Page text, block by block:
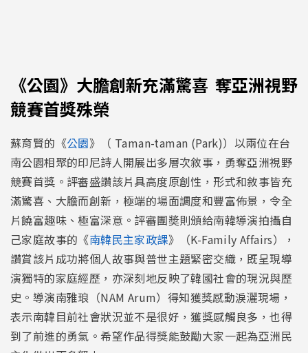
《公園》大膽創新充滿驚喜 奪亞洲視野
競賽首獎殊榮
蘇育賢的《公園》（ Taman-taman (Park)）以兩位在台
南公園相聚的印尼詩人開展出多層次敘事，勇奪亞洲視野
競賽首獎。評審盛讚該片具高度原創性，形式和敘事皆充
滿驚喜、大膽而創新，極端的場面調度和豐富佈景，令全
片饒富趣味、極富深意。評審團奬則頒給南韓導演拍攝自
己家庭故事的《南韓民主家政課》（K-Family Affairs），
讚賞該片成功將個人故事與普世主題緊密交織，既呈現導
演獨特的家庭經歷，亦深刻地反映了韓國社會的現況與歷
史。導演南雅琅（NAM Arum）得知獲獎感動淚灑現場，
表示南韓目前社會狀況並不是很好，獲獎感觸良多，也得
到了前進的勇氣。希望作品得獎能鼓勵大家一起為亞洲民